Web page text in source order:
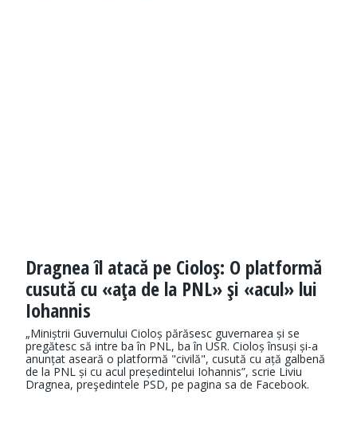
Dragnea îl atacă pe Cioloş: O platformă
cusută cu «aţa de la PNL» şi «acul» lui
Iohannis
„Miniștrii Guvernului Cioloș părăsesc guvernarea și se
pregătesc să intre ba în PNL, ba în USR. Cioloș însuși și-a
anunțat aseară o platformă "civilă", cusută cu ață galbenă
de la PNL și cu acul președintelui Iohannis”, scrie Liviu
Dragnea, preşedintele PSD, pe pagina sa de Facebook.